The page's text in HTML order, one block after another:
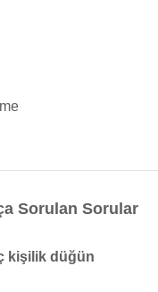
Sorulan Sorular
kişilik düğün